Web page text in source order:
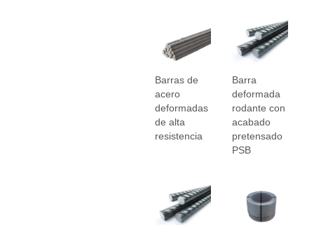
Barras de
acero
deformadas
de alta
resistencia
Barra
deformada
rodante con
acabado
pretensado
PSB